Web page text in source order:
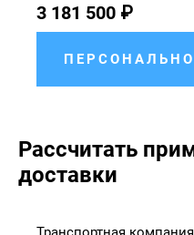
3 181 500 ₽
Рассчитать
доставки